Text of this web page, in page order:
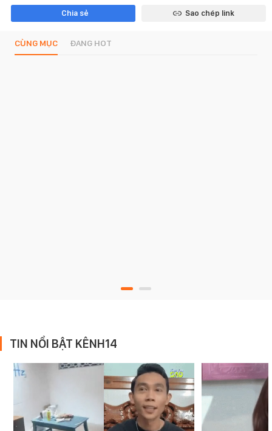
Chia sẻ Sao chép link
CÙNG MỤC ĐANG HOT
TIN NỔI BẬT KÊNH14